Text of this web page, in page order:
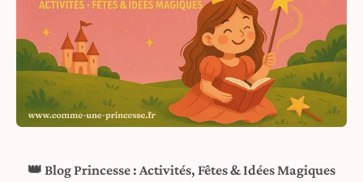
👑 Blog Princesse : Activités, Fêtes & Idées Magiques